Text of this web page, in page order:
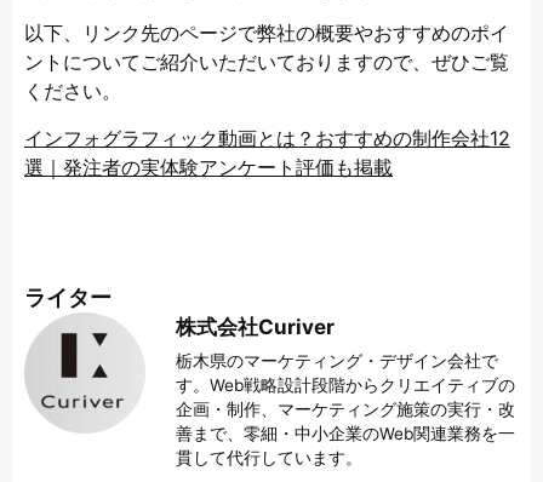
以下、リンク先のページで弊社の概要やおすすめのポイ
ントについてご紹介いただいておりますので、ぜひご覧
ください。
インフォグラフィック動画とは？おすすめの制作会社12
選｜発注者の実体験アンケート評価も掲載
ライター
株式会社Curiver
栃木県のマーケティング・デザイン会社で
す。Web戦略設計段階からクリエイティブの
企画・制作、マーケティング施策の実行・改
善まで、零細・中小企業のWeb関連業務を一
貫して代行しています。